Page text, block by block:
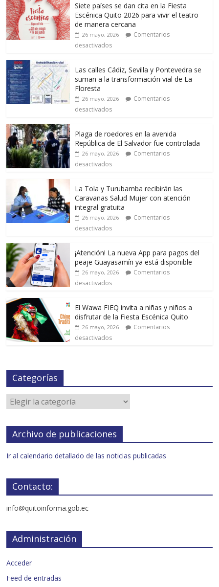
Siete países se dan cita en la Fiesta
Escénica Quito 2026 para vivir el teatro
de manera cercana
26 mayo, 2026
Comentarios
desactivados
Las calles Cádiz, Sevilla y Pontevedra se
suman a la transformación vial de La
Floresta
26 mayo, 2026
Comentarios
desactivados
Plaga de roedores en la avenida
República de El Salvador fue controlada
26 mayo, 2026
Comentarios
desactivados
La Tola y Turubamba recibirán las
Caravanas Salud Mujer con atención
integral gratuita
26 mayo, 2026
Comentarios
desactivados
¡Atención! La nueva App para pagos del
peaje Guayasamín ya está disponible
26 mayo, 2026
Comentarios
desactivados
El Wawa FIEQ invita a niñas y niños a
disfrutar de la Fiesta Escénica Quito
26 mayo, 2026
Comentarios
desactivados
Categorías
Archivo de publicaciones
Ir al calendario detallado de las noticias publicadas
Contacto:
info@quitoinforma.gob.ec
Administración
Acceder
Feed de entradas